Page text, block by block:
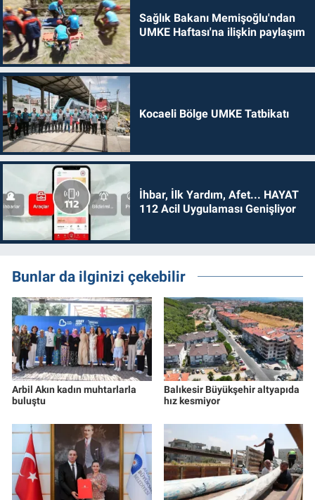
Sağlık Bakanı Memişoğlu'ndan
UMKE Haftası'na ilişkin paylaşım
Kocaeli Bölge UMKE Tatbikatı
İhbar, İlk Yardım, Afet... HAYAT
112 Acil Uygulaması Genişliyor
Bunlar da ilginizi çekebilir
Arbil Akın kadın muhtarlarla
buluştu
Balıkesir Büyükşehir altyapıda
hız kesmiyor